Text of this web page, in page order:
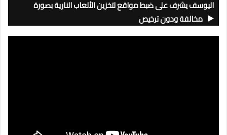
اليوسف يشرف على ضبط مواقع لتخزين الألعاب النارية بصورة
مخالفة ودون ترخيص